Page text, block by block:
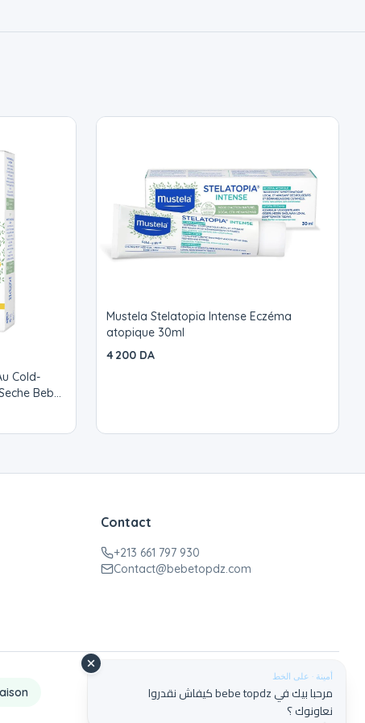
أمينة · على الخط
مرحبا بيك في bebe topdz كيفاش نقدروا
نعاونوك ؟
Cold-
Bebe
Mustela Stelatopia Intense Eczéma
atopique 30ml
4 200 DA
Contact
+213 661 797 930
Contact@bebetopdz.com